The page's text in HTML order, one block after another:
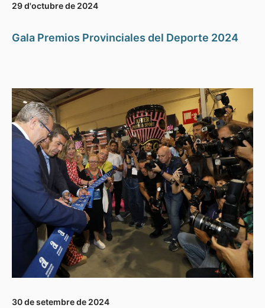
29 d'octubre de 2024
Gala Premios Provinciales del Deporte 2024
30 de setembre de 2024